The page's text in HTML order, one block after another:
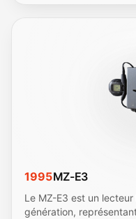
1995MZ-E3
Le MZ-E3 est un
génération,